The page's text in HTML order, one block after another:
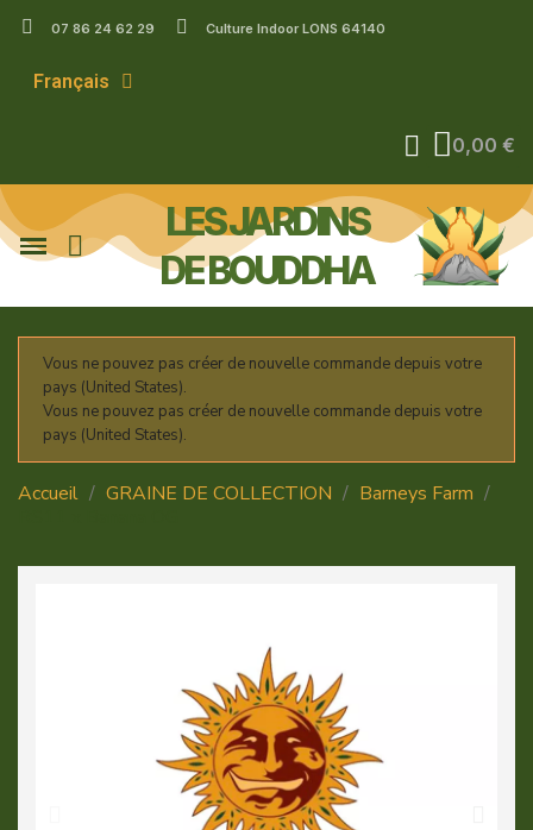
07 86 24 62 29 Culture Indoor LONS 64140
Français
0,00 €
LES JARDINS
DE BOUDDHA
Vous ne pouvez pas créer de nouvelle commande depuis votre
pays (United States).
Vous ne pouvez pas créer de nouvelle commande depuis votre
pays (United States).
Accueil GRAINE DE COLLECTION
Barneys Farm